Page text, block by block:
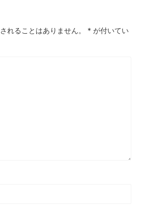
れることはありません。 * が付いてい